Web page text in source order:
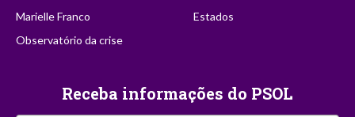
Marielle Franco
Observatório da crise
Estados
Receba informações do PSOL